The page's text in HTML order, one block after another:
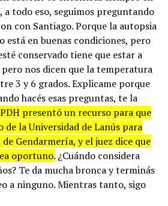
a todo eso, seguimos preguntando
con Santiago. Porque la autopsia
está en buenas condiciones, pero
conservado tiene que estar a
pero nos dicen que la temperatura
3 y 6 grados. Explicame porque
hacés esas preguntas, te la
presentó un recurso para que
la Universidad de Lanús para
Gendarmería, y el juez dice que
oportuno.¿Cuándo considera
Te da mucha bronca y terminás
a ninguno. Mientras tanto, sigo